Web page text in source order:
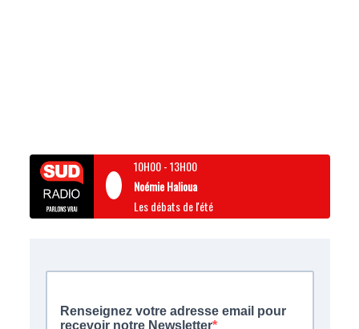
10H00-13H00
Noémie Halioua
Les débats de l'été